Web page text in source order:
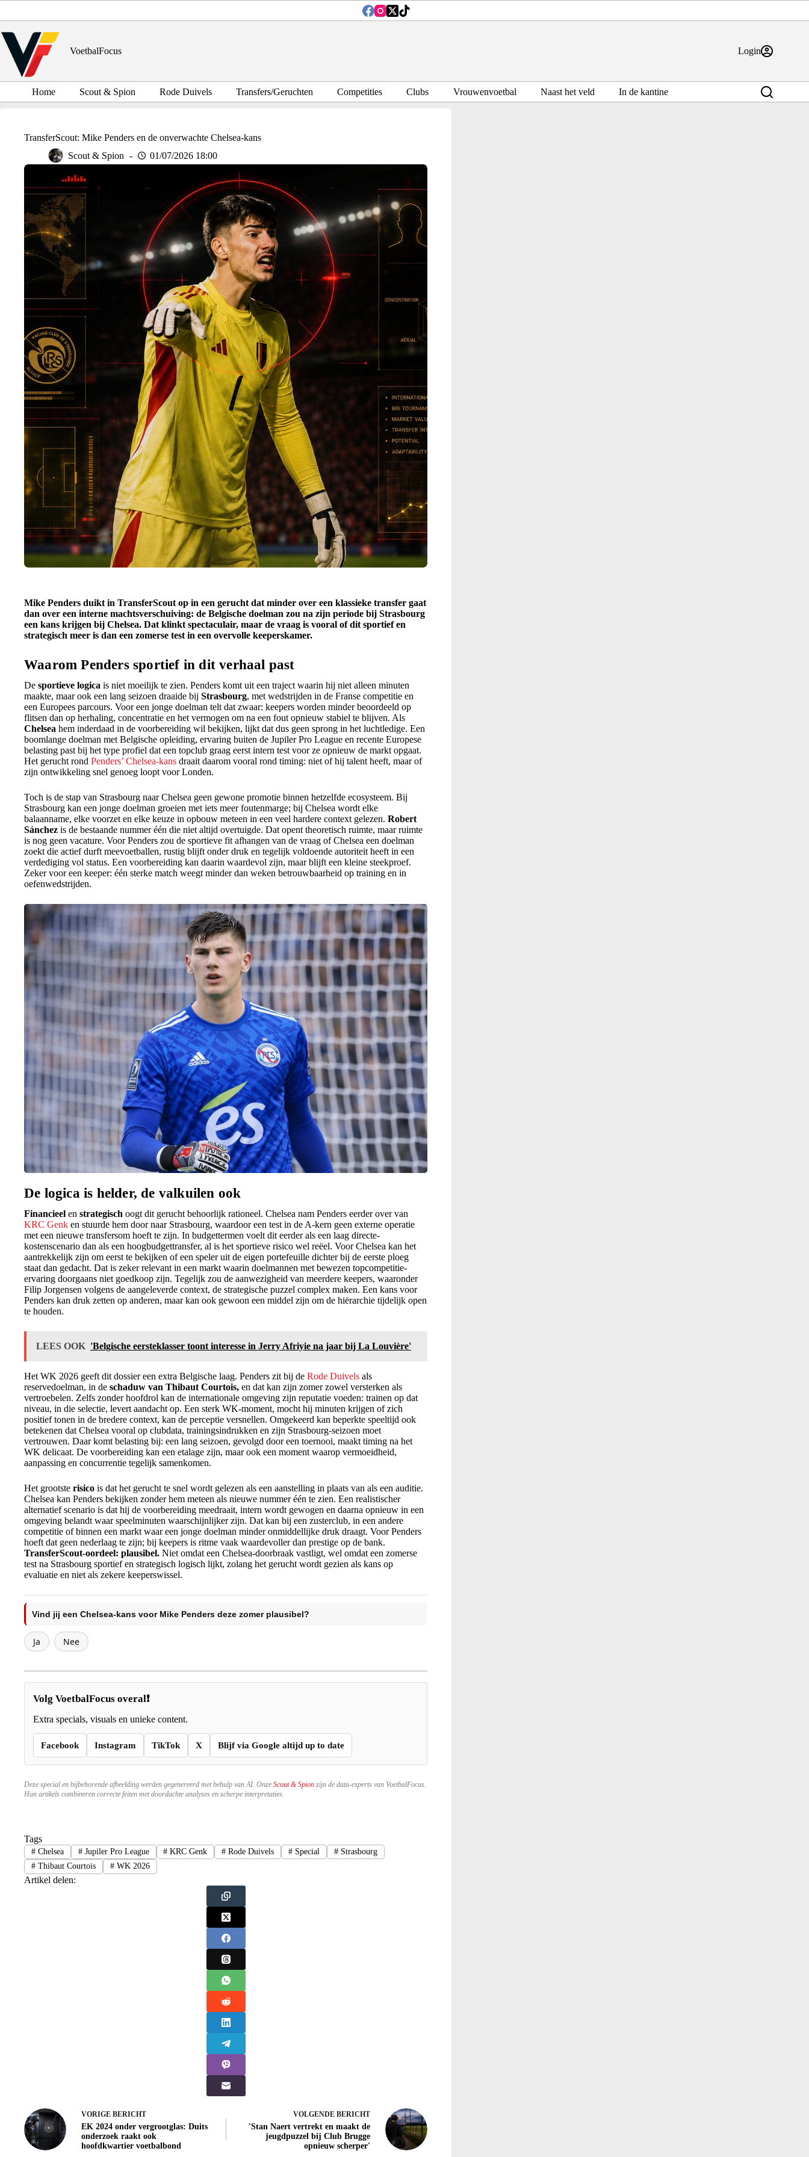
inhoud
VoetbalFocus
Login
Home Scout & Spion Rode Duivels Transfers/Geruchten Competities Clubs Vrouwenvoetbal Naast het veld In de kantine
TransferScout: Mike Penders en de onverwachte Chelsea-kans
Scout & Spion
01/07/2026 18:00
Mike Penders duikt in TransferScout op in een gerucht dat minder over een klassieke transfer gaat
dan over een interne machtsverschuiving: de Belgische doelman zou na zijn periode bij Strasbourg
een kans krijgen bij Chelsea. Dat klinkt spectaculair, maar de vraag is vooral of dit sportief en
strategisch meer is dan een zomerse test in een overvolle keeperskamer.
Waarom Penders sportief in dit verhaal past
De sportieve logica is niet moeilijk te zien. Penders komt uit een traject waarin hij niet alleen minuten
maakte, maar ook een lang seizoen draaide bij Strasbourg, met wedstrijden in de Franse competitie en
een Europees parcours. Voor een jonge doelman telt dat zwaar: keepers worden minder beoordeeld op
flitsen dan op herhaling, concentratie en het vermogen om na een fout opnieuw stabiel te blijven. Als
Chelsea hem inderdaad in de voorbereiding wil bekijken, lijkt dat dus geen sprong in het luchtledige. Een
boomlange doelman met Belgische opleiding, ervaring buiten de Jupiler Pro League en recente Europese
belasting past bij het type profiel dat een topclub graag eerst intern test voor ze opnieuw de markt opgaat.
Het gerucht rond Penders’ Chelsea-kans draait daarom vooral rond timing: niet of hij talent heeft, maar of
zijn ontwikkeling snel genoeg loopt voor Londen.
Toch is de stap van Strasbourg naar Chelsea geen gewone promotie binnen hetzelfde ecosysteem. Bij
Strasbourg kan een jonge doelman groeien met iets meer foutenmarge; bij Chelsea wordt elke
balaanname, elke voorzet en elke keuze in opbouw meteen in een veel hardere context gelezen. Robert
Sánchez is de bestaande nummer één die niet altijd overtuigde. Dat opent theoretisch ruimte, maar ruimte
is nog geen vacature. Voor Penders zou de sportieve fit afhangen van de vraag of Chelsea een doelman
zoekt die actief durft meevoetballen, rustig blijft onder druk en tegelijk voldoende autoriteit heeft in een
verdediging vol status. Een voorbereiding kan daarin waardevol zijn, maar blijft een kleine steekproef.
Zeker voor een keeper: één sterke match weegt minder dan weken betrouwbaarheid op training en in
oefenwedstrijden.
De logica is helder, de valkuilen ook
Financieel en strategisch oogt dit gerucht behoorlijk rationeel. Chelsea nam Penders eerder over van
KRC Genk en stuurde hem door naar Strasbourg, waardoor een test in de A-kern geen externe operatie
met een nieuwe transfersom hoeft te zijn. In budgettermen voelt dit eerder als een laag directe-
kostenscenario dan als een hoogbudgettransfer, al is het sportieve risico wel reëel. Voor Chelsea kan het
aantrekkelijk zijn om eerst te bekijken of een speler uit de eigen portefeuille dichter bij de eerste ploeg
staat dan gedacht. Dat is zeker relevant in een markt waarin doelmannen met bewezen topcompetitie-
ervaring doorgaans niet goedkoop zijn. Tegelijk zou de aanwezigheid van meerdere keepers, waaronder
Filip Jorgensen volgens de aangeleverde context, de strategische puzzel complex maken. Een kans voor
Penders kan druk zetten op anderen, maar kan ook gewoon een middel zijn om de hiërarchie tijdelijk open
te houden.
LEES OOK 'Belgische eersteklasser toont interesse in Jerry Afriyie na jaar bij La Louvière'
Het WK 2026 geeft dit dossier een extra Belgische laag. Penders zit bij de Rode Duivels als
reservedoelman, in de schaduw van Thibaut Courtois, en dat kan zijn zomer zowel versterken als
vertroebelen. Zelfs zonder hoofdrol kan de internationale omgeving zijn reputatie voeden: trainen op dat
niveau, in die selectie, levert aandacht op. Een sterk WK-moment, mocht hij minuten krijgen of zich
positief tonen in de bredere context, kan de perceptie versnellen. Omgekeerd kan beperkte speeltijd ook
betekenen dat Chelsea vooral op clubdata, trainingsindrukken en zijn Strasbourg-seizoen moet
vertrouwen. Daar komt belasting bij: een lang seizoen, gevolgd door een toernooi, maakt timing na het
WK delicaat. De voorbereiding kan een etalage zijn, maar ook een moment waarop vermoeidheid,
aanpassing en concurrentie tegelijk samenkomen.
Het grootste risico is dat het gerucht te snel wordt gelezen als een aanstelling in plaats van als een auditie.
Chelsea kan Penders bekijken zonder hem meteen als nieuwe nummer één te zien. Een realistischer
alternatief scenario is dat hij de voorbereiding meedraait, intern wordt gewogen en daarna opnieuw in een
omgeving belandt waar speelminuten waarschijnlijker zijn. Dat kan bij een zusterclub, in een andere
competitie of binnen een markt waar een jonge doelman minder onmiddellijke druk draagt. Voor Penders
hoeft dat geen nederlaag te zijn; bij keepers is ritme vaak waardevoller dan prestige op de bank.
TransferScout-oordeel: plausibel. Niet omdat een Chelsea-doorbraak vastligt, wel omdat een zomerse
test na Strasbourg sportief en strategisch logisch lijkt, zolang het gerucht wordt gezien als kans op
evaluatie en niet als zekere keeperswissel.
Vind jij een Chelsea-kans voor Mike Penders deze zomer plausibel?
Ja Nee
Volg VoetbalFocus overal❗
Extra specials, visuals en unieke content.
Facebook Instagram TikTok X Blijf via Google altijd up to date
Deze special en bijbehorende afbeelding werden gegenereerd met behulp van AI. Onze Scout & Spion zijn de data-experts van VoetbalFocus.
Hun artikels combineren correcte feiten met doordachte analyses en scherpe interpretaties.
Tags
#Chelsea #Jupiler Pro League # KRC Genk # Rode Duivels # Special #Strasbourg
#Thibaut Courtois #WK 2026
Artikel delen:
VORIGE BERICHT
EK 2024 onder vergrootglas: Duits
onderzoek raakt ook
hoofdkwartier voetbalbond
VOLGENDE BERICHT
'Stan Naert vertrekt en maakt de
jeugdpuzzel bij Club Brugge
opnieuw scherper'